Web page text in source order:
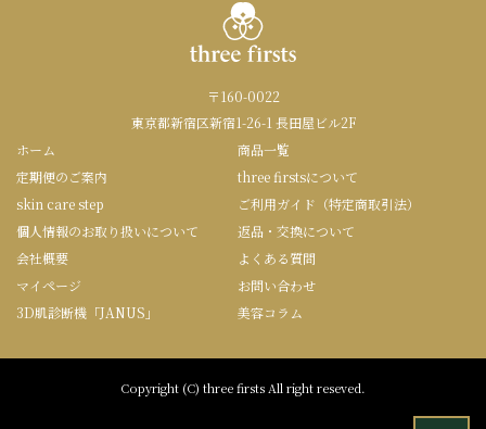
〒160-0022
東京都新宿区新宿1-26-1 長田屋ビル2F
ホーム
商品一覧
定期便のご案内
three firstsについて
skin care step
ご利用ガイド（特定商取引法）
個人情報のお取り扱いについて
返品・交換について
会社概要
よくある質問
マイページ
お問い合わせ
3D肌診断機「JANUS」
美容コラム
Copyright (C) three firsts All right reseved.